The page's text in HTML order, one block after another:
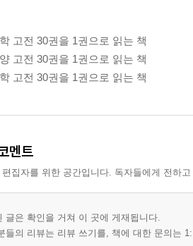
고전 30권을 1권으로 읽는 책
고전 30권을 1권으로 읽는 책
고전 30권을 1권으로 읽는 책
멘트
집자를 위한 공간입니다. 독자들에게 전하
글은 확인을 거쳐 이 곳에 게재됩니다.
들의 리뷰는 리뷰 쓰기를, 책에 대한 문의는